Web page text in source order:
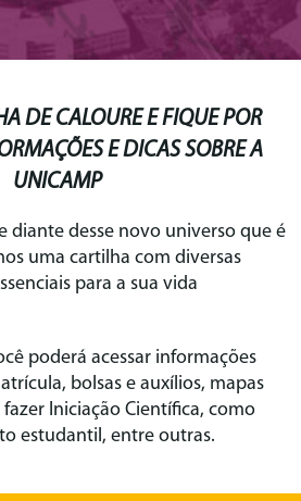
DE CALOURE E FIQUE POR
E DICAS SOBRE A
UNICAMP
diante desse novo universo que é
uma cartilha com diversas
para a sua vida
poderá acessar informações
bolsas e auxílios, mapas
Iniciação Científica, como
estudantil, entre outras.